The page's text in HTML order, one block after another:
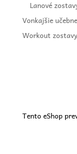
Lanové
Vonkajšie
Workout zostavy
Tento eShop